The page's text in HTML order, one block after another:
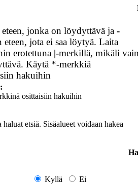
jonka on löydyttävä ja -
eteen, jota ei saa löytyä. Laita
erotettuna |-merkillä, mikäli
Käytä *-merkkiä
hakuihin
osittaisiin hakuihin
etsiä. Sisäalueet voidaan hakea
Kyllä Ei